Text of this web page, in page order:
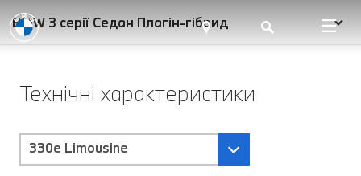
BMW 3 серії Седан Плагін-гібрид
Технічні характеристики
330e Limousine